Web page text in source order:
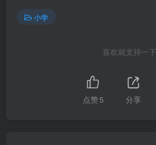
小学
喜欢就支持一
点赞5 分享